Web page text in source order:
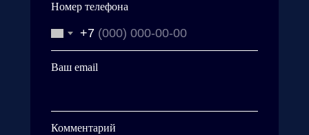
Номер телефона
+7
Ваш email
Комментарий